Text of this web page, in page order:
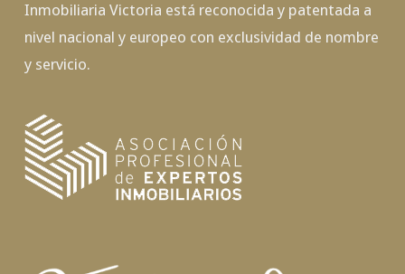
Inmobiliaria Victoria está reconocida y patentada a
nivel nacional y europeo con exclusividad de nombre
y servicio.